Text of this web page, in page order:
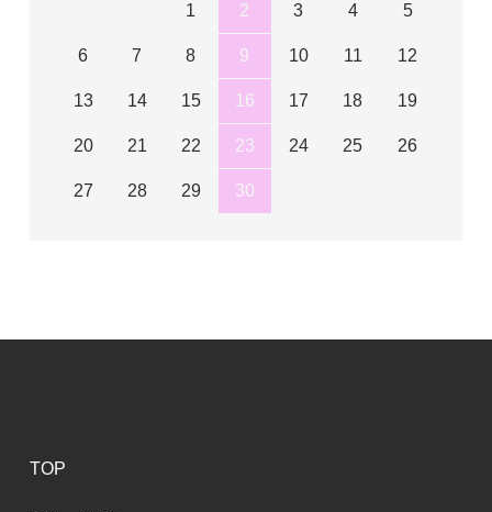
1 2 3 4 5
6 7 8 9 10 11 12
13 14 15 16 17 18 19
20 21 22 23 24 25 26
27 28 29 30
TOP